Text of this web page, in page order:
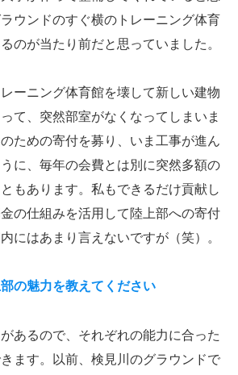
ウンドのすぐ横のトレーニング体育
のが当たり前だと思っていました。
ーニング体育館を壊して新しい建物
て、突然部室がなくなってしまいま
ための寄付を募り、いま工事が進ん
に、毎年の会費とは別に突然多額の
もあります。私もできるだけ貢献し
の仕組みを活用して陸上部への寄付
にはあまり言えないですが（笑）。
の魅力を教えてください
あるので、それぞれの能力に合った
ます。以前、検見川のグラウンドで